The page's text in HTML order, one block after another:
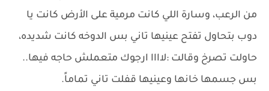
من الرعب، وسارة اللي كانت مرمية على الأرض كانت يا
دوب بتحاول تفتح عينيها تاني بس الدوخه كانت شديده،
حاولت تصرخ وقالت :لاااا ارجوك متعملش حاجه فيها..
بس جسمها خانها وعينيها قفلت تاني تماماً.